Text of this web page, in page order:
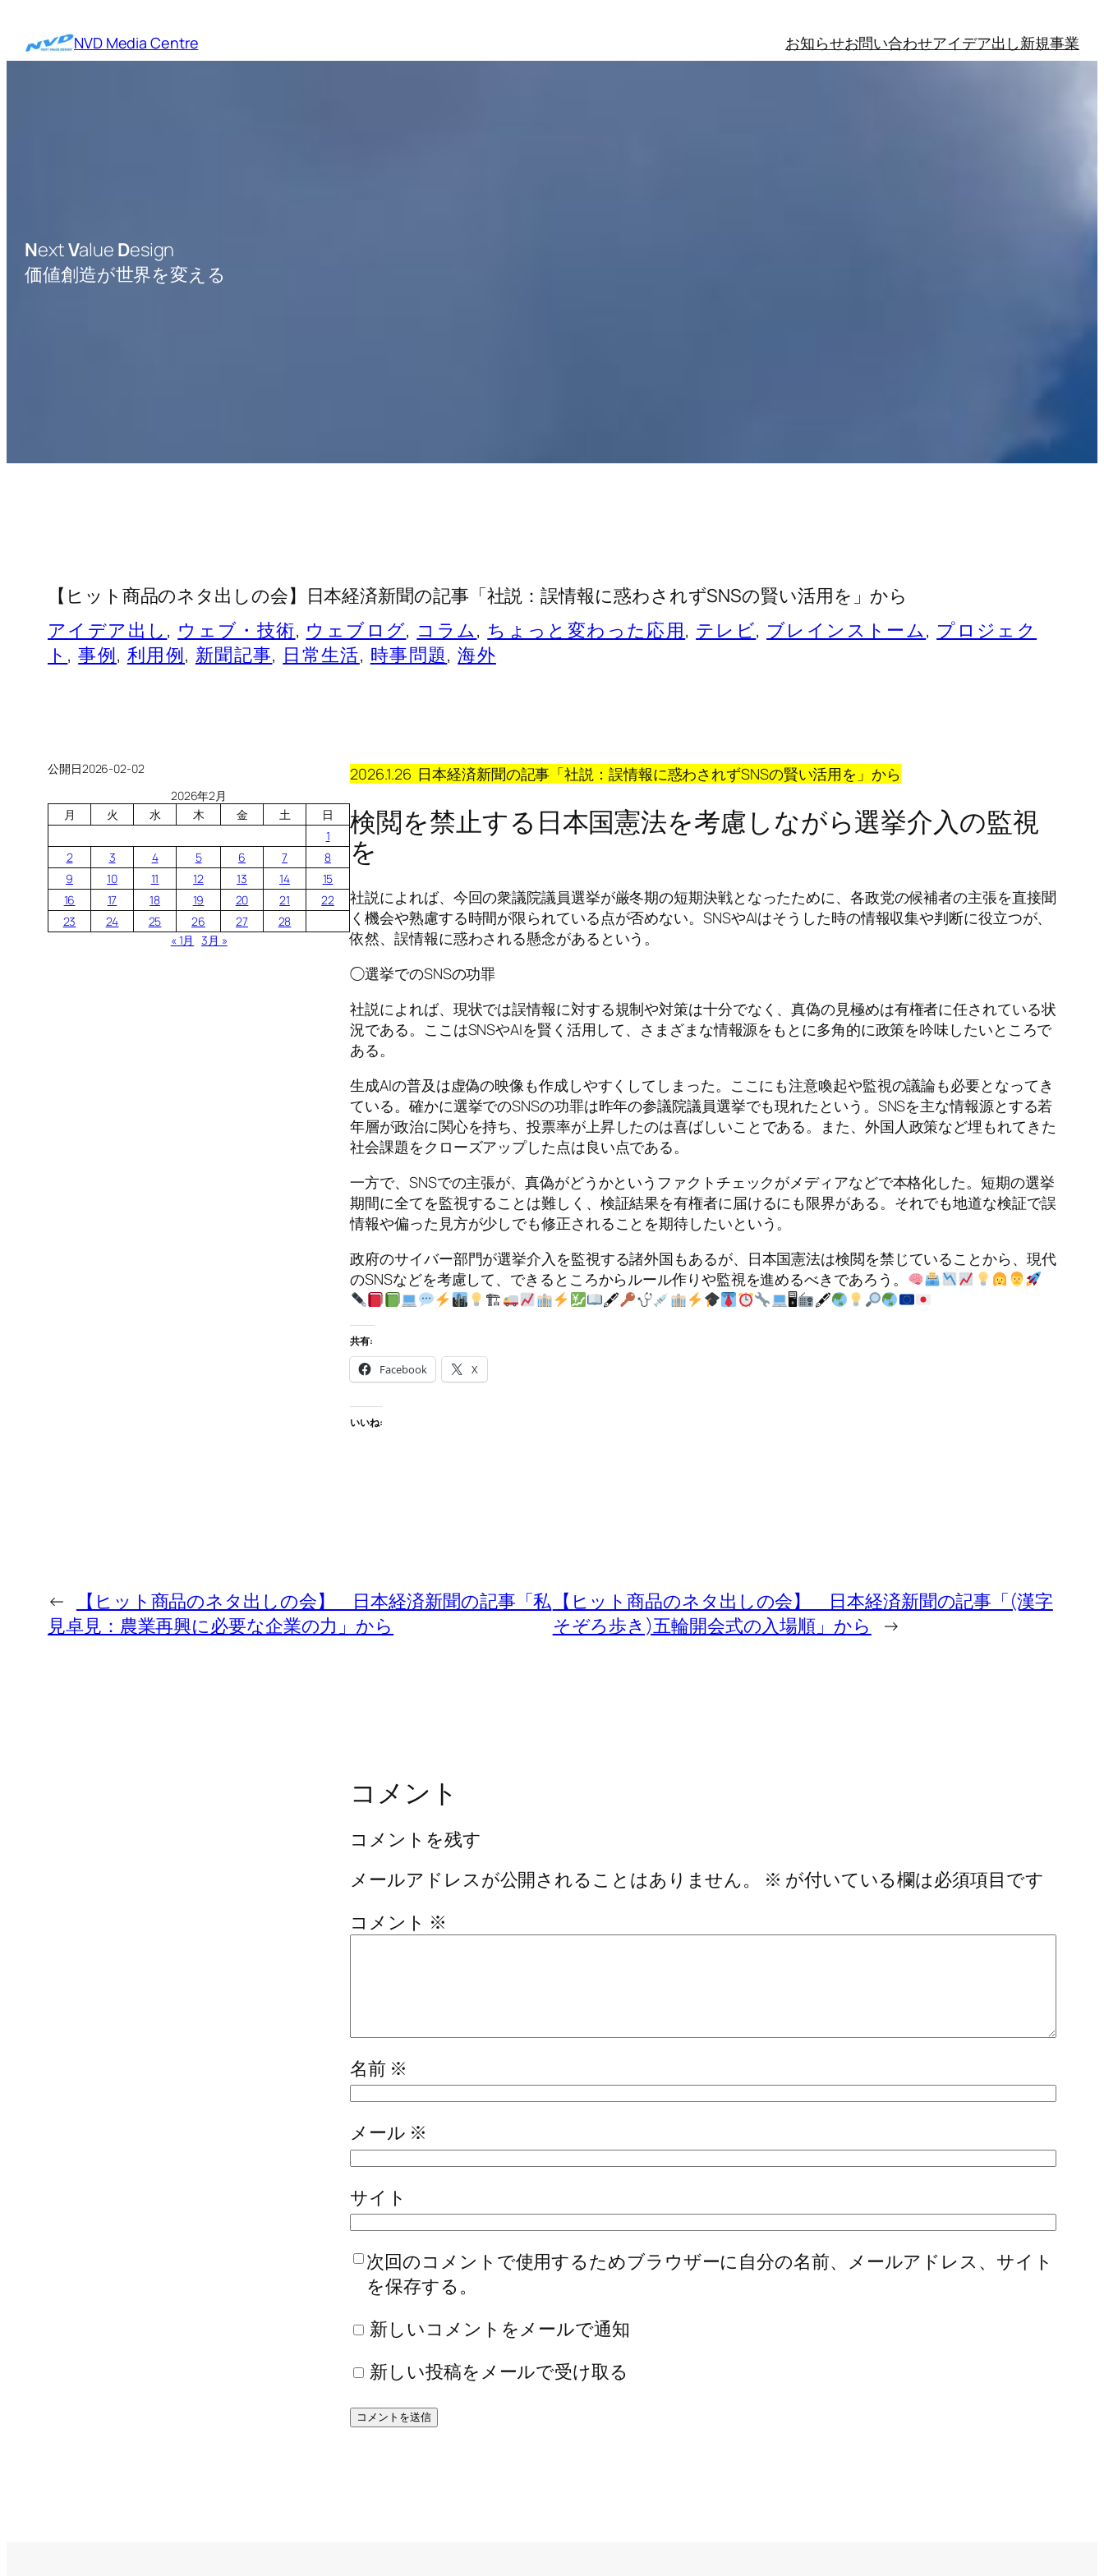
を
NVD Media Centre お知らせお問い合わせアイデア出し新規事業
NextValue Design
価値創造が世界を変える
【ヒット商品のネタ出しの会】日本経済新聞の記事「社説：誤情報に惑わされずSNSの賢い活用を」から
アイデア出し , ウェブ・技術, ウェブログ, コラム, ちょっと変わった応用, テレビ, ブレインストーム, プロジェク
ト , 事例, 利用例, 新聞記事, 日常生活, 時事問題, 海外
公開日2026-02-02
2026年2月
月
火 水 木 金 土
日
1
2
3 4 5 6 7
8
9
10 11 12 13 14
15
16
17 18 19 20 21
22
23
24 25 26 27
28
« 1月
3月 »
2026.1.26 日本経済新聞の記事「社説：誤情報に惑わされずSNSの賢い活用を」から
検閲を禁止する日本国憲法を考慮しながら選挙介入の監視
を
社説によれば、今回の衆議院議員選挙が厳冬期の短期決戦となったために、各政党の候補者の主張を直接聞
く機会や熟慮する時間が限られている点が否めない。SNSやAIはそうした時の情報収集や判断に役立つが、
依然、誤情報に惑わされる懸念があるという。
◯選挙でのSNSの功罪
社説によれば、現状では誤情報に対する規制や対策は十分でなく、真偽の見極めは有権者に任されている状
況である。ここはSNSやAIを賢く活用して、さまざまな情報源をもとに多角的に政策を吟味したいところで
ある。
生成AIの普及は虚偽の映像も作成しやすくしてしまった。ここにも注意喚起や監視の議論も必要となってき
ている。確かに選挙でのSNSの功罪は昨年の参議院議員選挙でも現れたという。SNSを主な情報源とする若
年層が政治に関心を持ち、投票率が上昇したのは喜ばしいことである。また、外国人政策など埋もれてきた
社会課題をクローズアップした点は良い点である。
一方で、SNSでの主張が、真偽がどうかというファクトチェックがメディアなどで本格化した。短期の選挙
期間に全てを監視することは難しく、検証結果を有権者に届けるにも限界がある。それでも地道な検証で誤
情報や偏った見方が少しでも修正されることを期待したいという。
政府のサイバー部門が選挙介入を監視する諸外国もあるが、日本国憲法は検閲を禁じていることから、現代
のSNSなどを考慮して、できるところからルール作りや監視を進めるべきであろう。
🏗
🖋 🖥 🖋
共有:
Facebook X
いいね:
←
【ヒット商品のネタ出しの会】 日本経済新聞の記事「私
見卓見：農業再興に必要な企業の力」から
【ヒット商品のネタ出しの会】 日本経済新聞の記事「(漢字
そぞろ歩き)五輪開会式の入場順」から
→
コメント
コメントを残す
メールアドレスが公開されることはありません。
※ が付いている欄は必須項目です
コメント ※
名前 ※
メール ※
サイト
次回のコメントで使用するためブラウザーに自分の名前、メールアドレス、サイト
を保存する。
新しいコメントをメールで通知
新しい投稿をメールで受け取る